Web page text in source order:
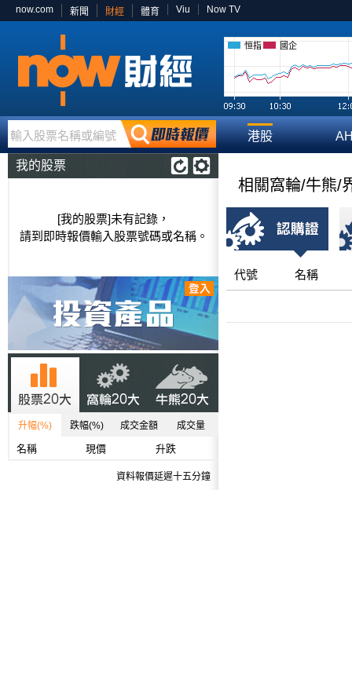
now.com 新聞 財經 體育 Viu Now TV
恒指 國企
輸入股票名稱或編號 港股
我的股票
[我的股票]未有記錄，
請到即時報價輸入股票號碼或名稱。
升幅(%) 跌幅(%) 成交金額 成交量
名稱 現價 升跌
資料報價延遲十五分鐘
相關窩輪/牛熊/
代號 名稱